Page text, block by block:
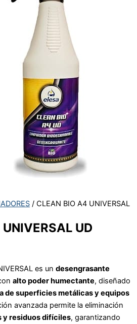
/ CLEAN BIO A4 UNIVERSAL
UD
es un desengrasante
alto poder humectante, diseñado
de superficies metálicas y equipos
avanzada permite la eliminación
y residuos difíciles, garantizando